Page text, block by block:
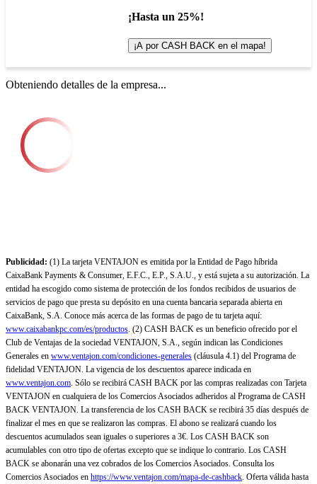
¡Hasta un 25%!
¡A por CASH BACK en el mapa!
Obteniendo detalles de la empresa...
Publicidad: (1) La tarjeta VENTAJON es emitida por la Entidad de Pago híbrida
CaixaBank Payments & Consumer, E.F.C., E.P., S.A.U., y está sujeta a su autorización. La
entidad ha escogido como sistema de protección de los fondos recibidos de usuarios de
servicios de pago que presta su depósito en una cuenta bancaria separada abierta en
CaixaBank, S.A. Conoce más acerca de las formas de pago de tu tarjeta aquí:
www.caixabankpc.com/es/productos. (2) CASH BACK es un beneficio ofrecido por el
Club de Ventajas de la sociedad VENTAJON, S.A., según indican las Condiciones
Generales en www.ventajon.com/condiciones-generales (cláusula 4.1) del Programa de
fidelidad VENTAJON. La vigencia de los descuentos aparece indicada en
www.ventajon.com. Sólo se recibirá CASH BACK por las compras realizadas con Tarjeta
VENTAJON en cualquiera de los Comercios Asociados adheridos al Programa de CASH
BACK VENTAJON. La transferencia de los CASH BACK se recibirá 35 días después de
finalizar el mes en que se realizaron las compras. El abono se realizará cuando los
descuentos acumulados sean iguales o superiores a 3€. Los CASH BACK son
acumulables con otro tipo de ofertas excepto que se indique lo contrario. Los CASH
BACK se abonarán una vez cobrados de los Comercios Asociados. Consulta los
Comercios Asociados en https://www.ventajon.com/mapa-de-cashback. Oferta válida hasta